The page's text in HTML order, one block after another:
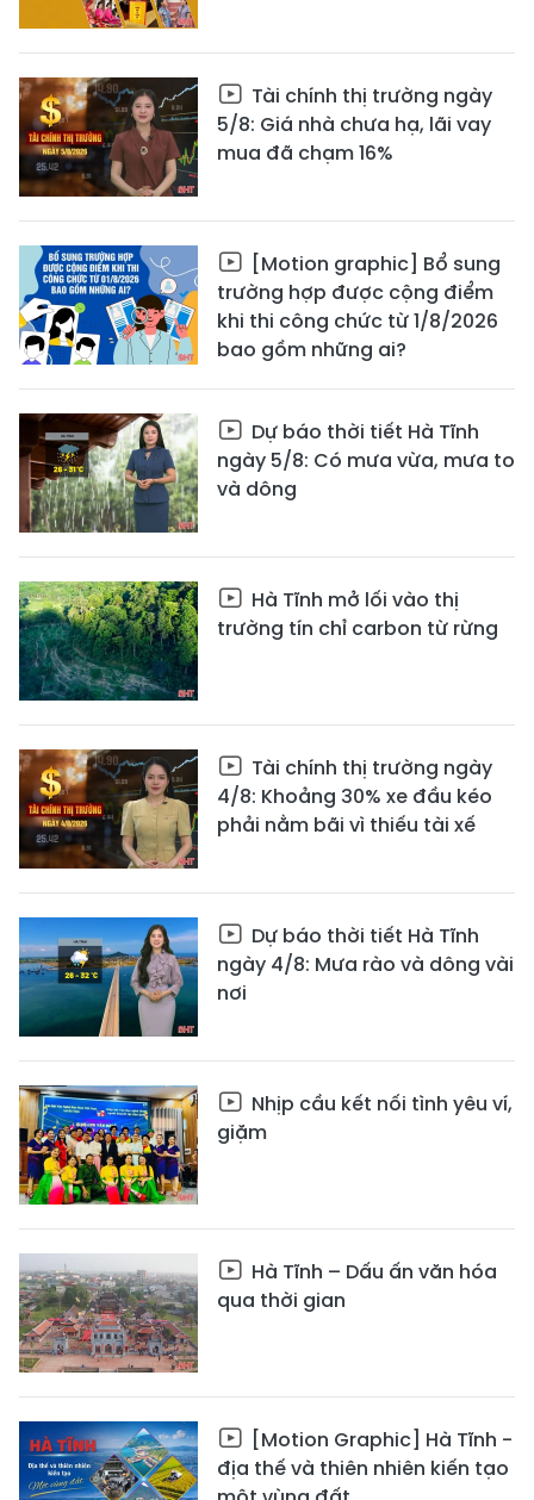
Tài chính thị trường ngày
5/8: Giá nhà chưa hạ, lãi vay
mua đã chạm 16%
[Motion graphic] Bổ sung
trường hợp được cộng điểm
khi thi công chức từ 1/8/2026
bao gồm những ai?
Dự báo thời tiết Hà Tĩnh
ngày 5/8: Có mưa vừa, mưa to
và dông
Hà Tĩnh mở lối vào thị
trường tín chỉ carbon từ rừng
Tài chính thị trường ngày
4/8: Khoảng 30% xe đầu kéo
phải nằm bãi vì thiếu tài xế
Dự báo thời tiết Hà Tĩnh
ngày 4/8: Mưa rào và dông vài
nơi
Nhịp cầu kết nối tình yêu ví,
giặm
Hà Tĩnh – Dấu ấn văn hóa
qua thời gian
[Motion Graphic] Hà Tĩnh -
địa thế và thiên nhiên kiến tạo